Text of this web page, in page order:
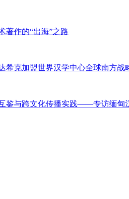
著作的“出海”之路
希克加盟世界汉学中心全球南方战
鉴与跨文化传播实践——专访缅甸